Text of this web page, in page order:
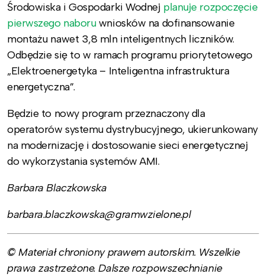
Środowiska i Gospodarki Wodnej planuje rozpoczęcie
pierwszego naboruwniosków na dofinansowanie
montażu nawet 3,8 mln inteligentnych liczników.
Odbędzie się to w ramach programu priorytetowego
„Elektroenergetyka – Inteligentna infrastruktura
energetyczna”.
Będzie to nowy program przeznaczony dla
operatorów systemu dystrybucyjnego, ukierunkowany
na modernizację i dostosowanie sieci energetycznej
do wykorzystania systemów AMI.
Barbara Blaczkowska
barbara.blaczkowska@gramwzielone.pl
© Materiał chroniony prawem autorskim. Wszelkie
prawa zastrzeżone. Dalsze rozpowszechnianie